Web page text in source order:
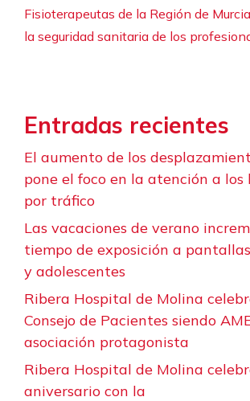
Fisioterapeutas de la Región de
la seguridad sanitaria de los
Entradas recientes
El aumento de los
pone el foco en la atención a los
por tráfico
Las vacaciones de verano
tiempo de exposición a
y adolescentes
Ribera Hospital de Molina
Consejo de Pacientes siendo
asociación protagonista
Ribera Hospital de Molina
aniversario con la